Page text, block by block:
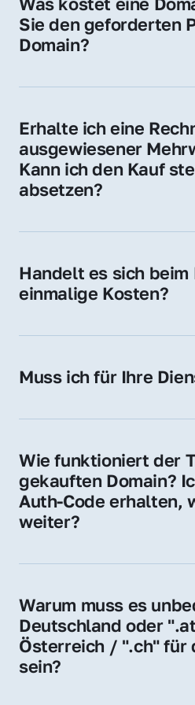
Adressen oder als
Sie den geforderten
Domain?
Domain liegt ein
unverbindliches
Erhalte ich eine
ausgewiesener
Kann ich den Kauf
absetzen?
Für Unternehmen ist der
Handelt es sich beim
einmalige Kosten?
späteren Betrieb der
Gebühren an. Diese
Muss ich für Ihre
der Domain – ohne
Wie funktioniert der
gekauften Domain?
Auth-Code erhalten,
weiter?
Provider, die Domain zu
schnellen Prozess.
Warum muss es
Deutschland oder
Österreich / ".ch" für
sein?